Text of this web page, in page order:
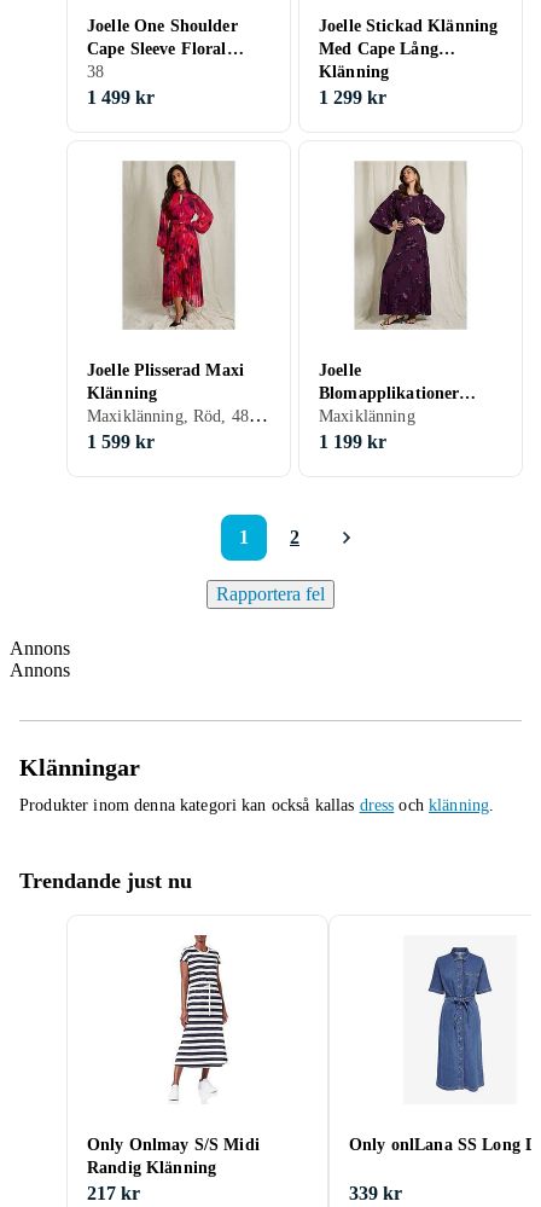
Joelle One Shoulder
Cape Sleeve Floral
Print Long Dress
38
1 499 kr
Joelle Stickad Klänning
Med Cape Lång
Klänning
1 299 kr
Joelle Plisserad Maxi
Klänning
Maxiklänning, Röd, 48, 46, 36, 38
1 599 kr
Joelle
Blomapplikationer
Maxi Klänning
Maxiklänning
1 199 kr
1 2
Rapportera fel
Annons
Annons
Klänningar
Produkter inom denna kategori kan också kallas dress och klänning.
Trendande just nu
Only Onlmay S/S Midi
Randig Klänning
217 kr
Only onlLana SS Long
339 kr